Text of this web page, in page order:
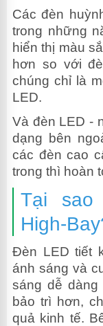
Các đèn
trong những
hiển thị màu
hơn so với
chúng chỉ là
LED.
Và đèn LED -
dạng bên
các đèn cao
trong thì hoàn
Tại sao
High-
Đèn LED tiết
ánh sáng và
sáng dễ
bảo trì hơn,
quả kinh tế.